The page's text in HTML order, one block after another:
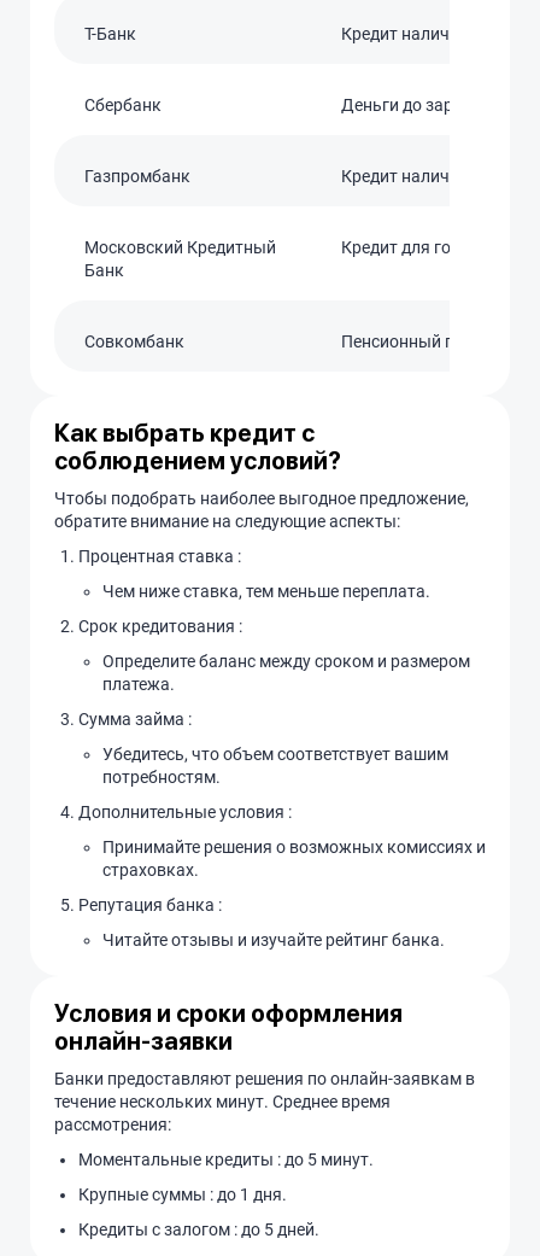
T-Банк Кредит наличными
Сбербанк Деньги до зарплаты
Газпромбанк Кредит наличными
Московский Кредитный
Банк
Кредит для госслужащих
Совкомбанк Пенсионный плюс
Как выбрать кредит с
соблюдением условий?
Чтобы подобрать наиболее выгодное предложение,
обратите внимание на следующие аспекты:
Процентная ставка :
Чем ниже ставка, тем меньше переплата.
Срок кредитования :
Определите баланс между сроком и размером
платежа.
Сумма займа :
Убедитесь, что объем соответствует вашим
потребностям.
Дополнительные условия :
Принимайте решения о возможных комиссиях и
страховках.
Репутация банка :
Читайте отзывы и изучайте рейтинг банка.
Условия и сроки оформления
онлайн-заявки
Банки предоставляют решения по онлайн-заявкам в
течение нескольких минут. Среднее время
рассмотрения:
Моментальные кредиты : до 5 минут.
Крупные суммы : до 1 дня.
Кредиты с залогом : до 5 дней.